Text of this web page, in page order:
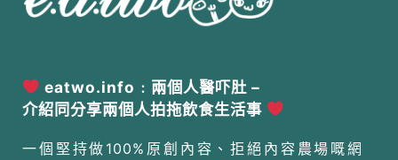
eatwo.info﹕兩個人醫吓肚 –
介紹同分享兩個人拍拖飲食生活事
一個堅持做100%原創內容、拒絕內容農場嘅網